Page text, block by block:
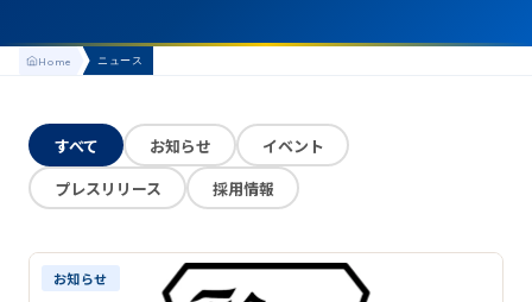
アクセス
よくある質問
生徒の1日
KOTO COLLECTION
卒業生インタビュー
募集要項
学費・助成金
推薦制度
Home ニュース
すべて お知らせ
イベント
プレスリリース
採用情報
お知らせ